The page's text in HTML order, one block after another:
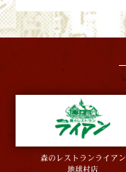
森のレストランライアン